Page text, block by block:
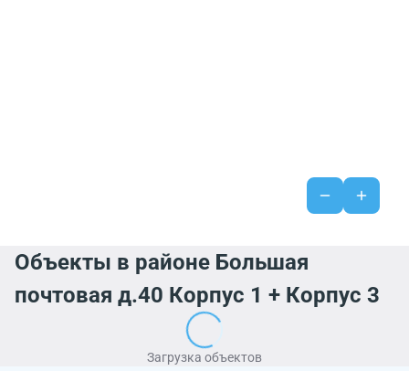
Объекты в районе Большая
почтовая д.40 Корпус 1 + Корпус 3
Загрузка объектов